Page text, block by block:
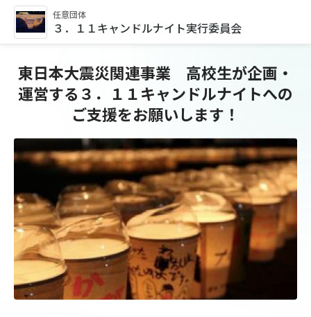
任意団体
３．１１キャンドルナイト実行委員会
東日本大震災関連事業 高校生が企画・
運営する３．１１キャンドルナイトへの
ご支援をお願いします！